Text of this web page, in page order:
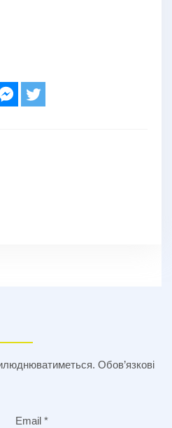
Обов’язкові
Email *